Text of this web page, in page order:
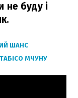
не буду і
ШАНС
МЧУНУ